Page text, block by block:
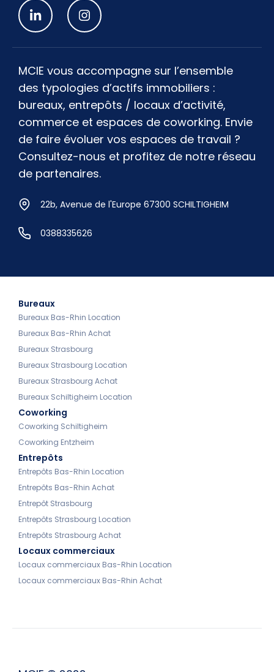
MCIE vous accompagne sur l’ensemble
des typologies d’actifs immobiliers :
bureaux, entrepôts / locaux d’activité,
commerce et espaces de coworking. Envie
de faire évoluer vos espaces de travail ?
Consultez-nous et profitez de notre réseau
de partenaires.
22b, Avenue de l'Europe 67300 SCHILTIGHEIM
0388335626
Bureaux
Bureaux Bas-Rhin Location
Bureaux Bas-Rhin Achat
Bureaux Strasbourg
Bureaux Strasbourg Location
Bureaux Strasbourg Achat
Bureaux Schiltigheim Location
Coworking
Coworking Schiltigheim
Coworking Entzheim
Entrepôts
Entrepôts Bas-Rhin Location
Entrepôts Bas-Rhin Achat
Entrepôt Strasbourg
Entrepôts Strasbourg Location
Entrepôts Strasbourg Achat
Locaux commerciaux
Locaux commerciaux Bas-Rhin Location
Locaux commerciaux Bas-Rhin Achat